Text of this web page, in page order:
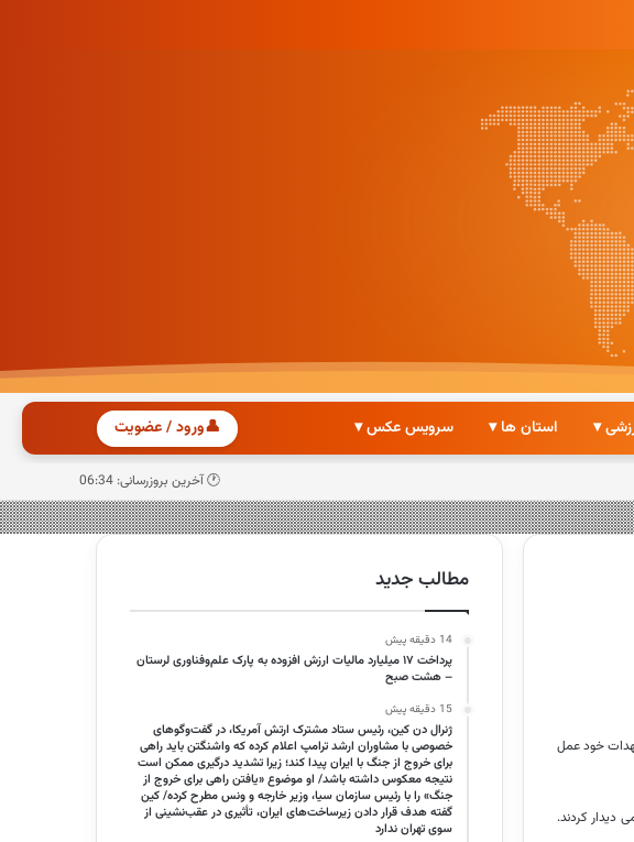
▾ استان ها ▾ سرویس عکس ▾ 👤ورود / عضویت
🕐 آخرین بروزرسانی: 06:34
خود عمل
دیدار کردند.
مطالب جدید
14 دقیقه پیش
پرداخت ۱۷ میلیارد مالیات ارزش افزوده به پارک علم‌وفناوری لرستان
– هشت صبح
15 دقیقه پیش
ژنرال دن کین، رئیس ستاد مشترک ارتش آمریکا، در گفت‌وگوهای
خصوصی با مشاوران ارشد ترامپ اعلام کرده که واشنگتن باید راهی
برای خروج از جنگ با ایران پیدا کند؛ زیرا تشدید درگیری ممکن است
نتیجه معکوس داشته باشد/ او موضوع «یافتن راهی برای خروج از
جنگ» را با رئیس سازمان سیا، وزیر خارجه و ونس مطرح کرده/ کین
گفته هدف قرار دادن زیرساخت‌های ایران، تأثیری در عقب‌نشینی از
سوی تهران ندارد